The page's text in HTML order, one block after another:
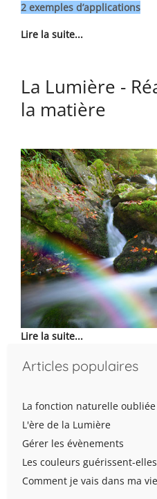
2 exemples d’applications
Lire la suite...
La Lumière -
la matière
Lire la suite...
Articles populaires
La fonction naturelle oubliée
L'ère de la Lumière
Gérer les évènements
Les couleurs guérissent-
Comment je vais dans ma